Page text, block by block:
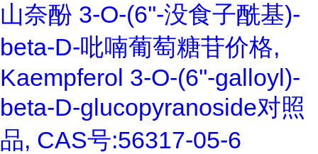
山奈酚 3-O-(6''-没食子酰基)-
beta-D-吡喃葡萄糖苷价格,
Kaempferol 3-O-(6''-galloyl)-
beta-D-glucopyranoside对照
品, CAS号:56317-05-6